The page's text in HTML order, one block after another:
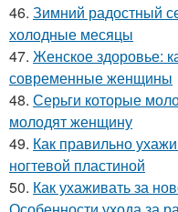
46. Зимний радостный
холодные месяцы
47. Женское здоровье:
современные женщины
48. Серьги которые
молодят женщину
49. Как правильно
ногтевой пластиной
50. Как ухаживать за